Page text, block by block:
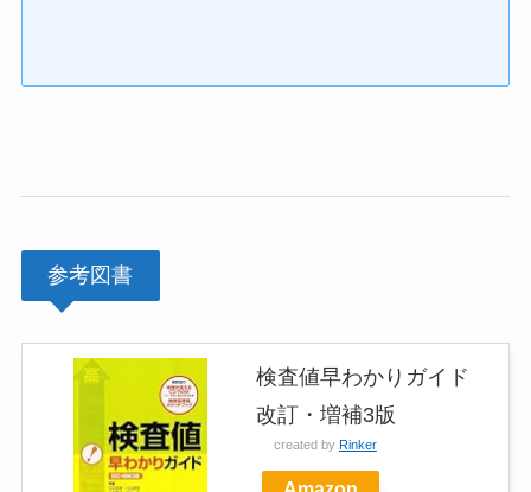
参考図書
検査値早わかりガイド
改訂・増補3版
created by Rinker